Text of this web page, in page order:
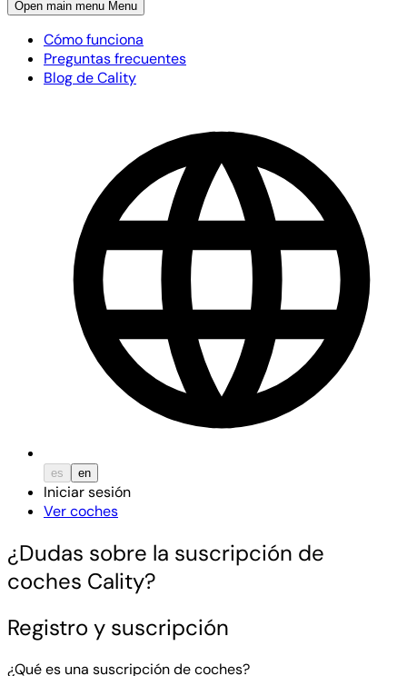
Open main menu Menu
Cómo funciona
Preguntas frecuentes
Blog de Cality
es en
Iniciar sesión
Ver coches
¿Dudas sobre la suscripción de
coches Cality?
Registro y suscripción
¿Qué es una suscripción de coches?